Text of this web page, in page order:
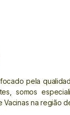
pela
somos
e Vacinas na região